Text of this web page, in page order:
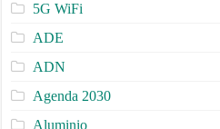
5G WiFi
ADE
ADN
Agenda 2030
Aluminio